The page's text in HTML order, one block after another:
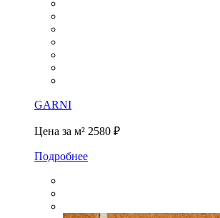
GARNI
Цена за м² 2580 ₽
Подробнее